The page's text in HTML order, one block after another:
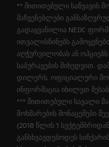
** მითითებული საწვავის
მაჩვენებლები
გადაყვანილია NEDC
ითვალისწინებს
აღჭურვილობას ან
საბურავების მიხედვით.
დილერს. ოფიციალური
ინფორმაცია იხილეთ
*** მითითებული სავალი
მოხმარების მონაცემები
(2018 წლის 1
განსხვავდებოდეს